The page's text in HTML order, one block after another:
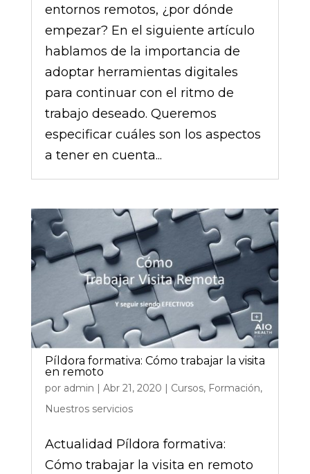
entornos remotos, ¿por dónde
empezar? En el siguiente artículo
hablamos de la importancia de
adoptar herramientas digitales
para continuar con el ritmo de
trabajo deseado. Queremos
especificar cuáles son los aspectos
a tener en cuenta...
Píldora formativa: Cómo trabajar la visita
en remoto
por admin | Abr 21, 2020 | Cursos, Formación,
Nuestros servicios
Actualidad Píldora formativa:
Cómo trabajar la visita en remoto